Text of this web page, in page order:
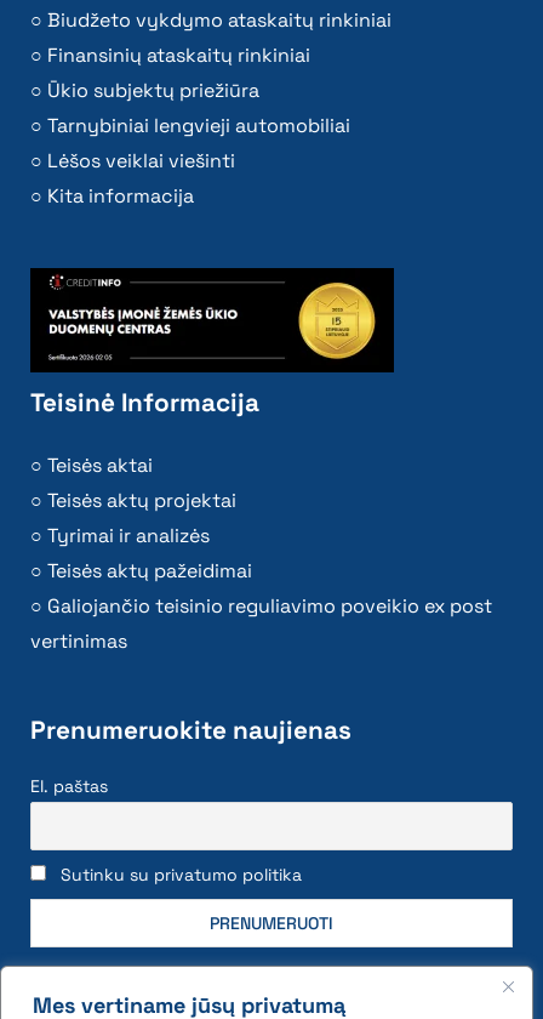
Mes vertiname jūsų privatumą
Biudžeto vykdymo ataskaitų rinkiniai
Finansinių ataskaitų rinkiniai
Ūkio subjektų priežiūra
Tarnybiniai lengvieji automobiliai
Lėšos veiklai viešinti
Kita informacija
Teisinė Informacija
Teisės aktai
Teisės aktų projektai
Tyrimai ir analizės
Teisės aktų pažeidimai
Galiojančio teisinio reguliavimo poveikio ex post
vertinimas
Prenumeruokite naujienas
El. paštas
Sutinku su privatumo politika